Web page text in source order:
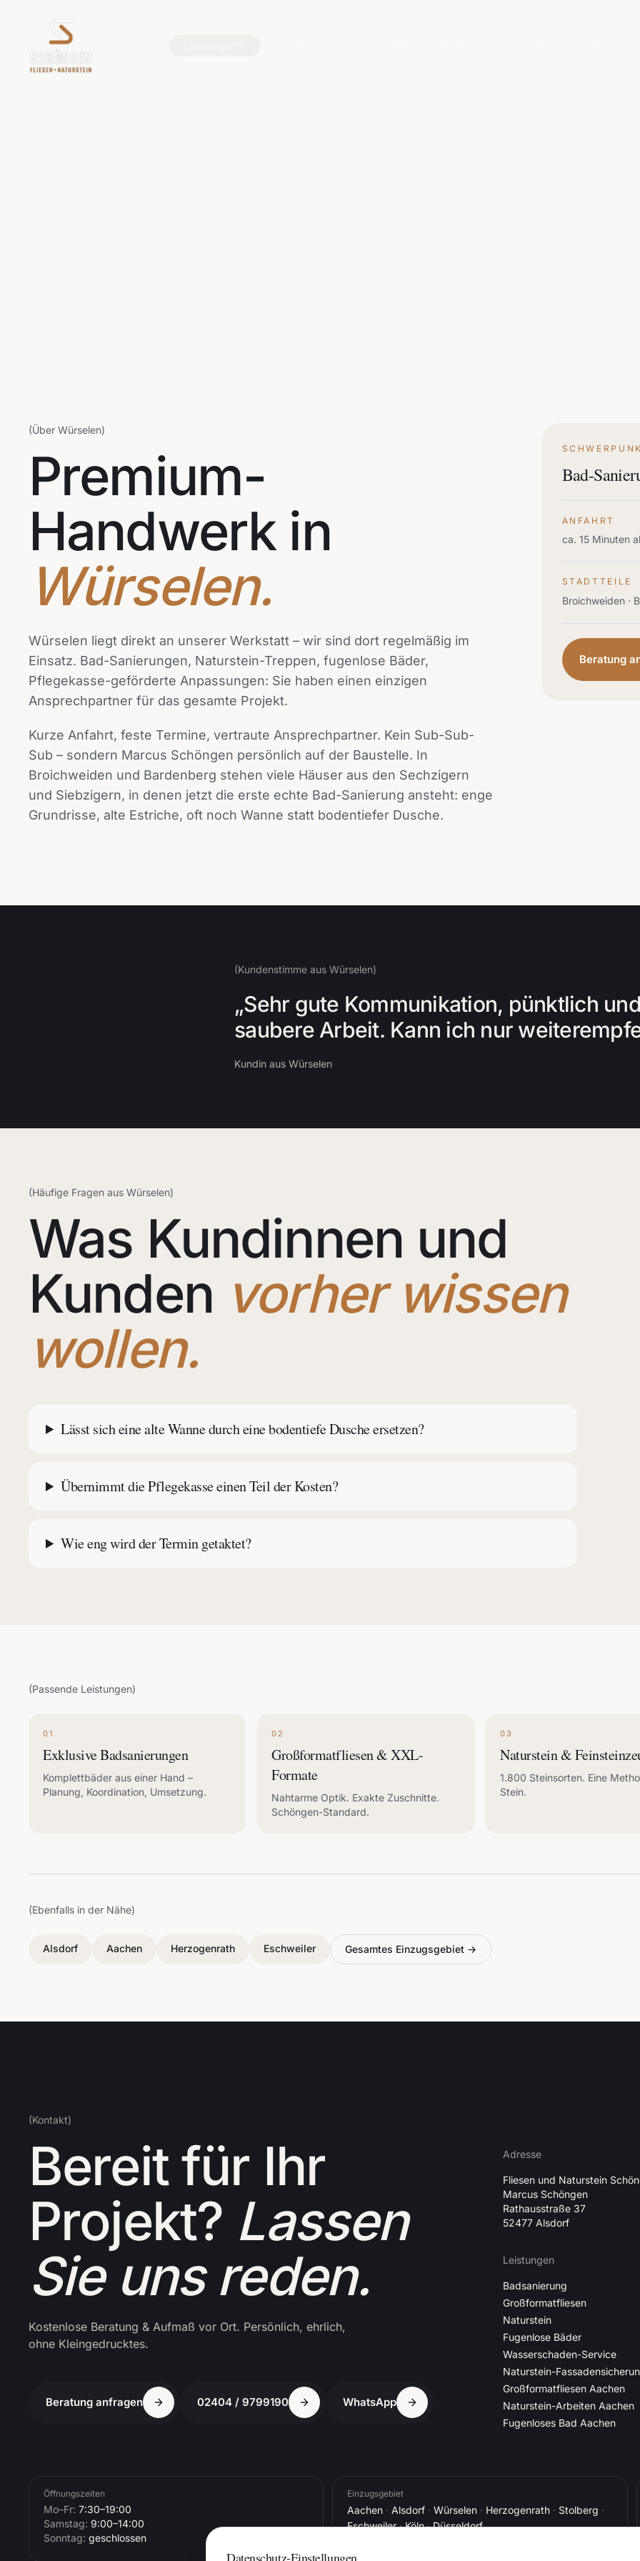
(LOKAL)
Würselen
(Über Würselen)
Premium-
Handwerk in
Würselen.
Würselen liegt direkt an unserer Werkstatt – wir sind dort regelmäßig im
Einsatz. Bad-Sanierungen, Naturstein-Treppen, fugenlose Bäder,
Pflegekasse-geförderte Anpassungen: Sie haben einen einzigen
Ansprechpartner für das gesamte Projekt.
Kurze Anfahrt, feste Termine, vertraute Ansprechpartner. Kein Sub-Sub-
Sub – sondern Marcus Schöngen persönlich auf der Baustelle. In
Broichweiden und Bardenberg stehen viele Häuser aus den Sechzigern
und Siebzigern, in denen jetzt die erste echte Bad-Sanierung ansteht: enge
Grundrisse, alte Estriche, oft noch Wanne statt bodentiefer Dusche.
Bad-
ANFAHRT
ca. 15 Minuten
STADTTEILE
Broichweiden ·
Beratung
(Kundenstimme aus Würselen)
„Sehr gute Kommunikation, pünktlich
saubere Arbeit. Kann ich nur
Kundin aus Würselen
(Häufige Fragen aus Würselen)
Was Kundinnen und
Kunden vorher wissen
wollen.
Lässt sich eine alte Wanne durch eine bodentiefe Dusche ersetzen?
Übernimmt die Pflegekasse einen Teil der Kosten?
Wie eng wird der Termin getaktet?
(Passende Leistungen)
01
Exklusive Badsanierungen
Komplettbäder aus einer Hand –
Planung, Koordination, Umsetzung.
02
Großformatfliesen & XXL-
Formate
Nahtarme Optik. Exakte Zuschnitte.
Schöngen-Standard.
03
Naturstein &
1.800 Steinsorten. Eine
Stein.
(Ebenfalls in der Nähe)
Alsdorf Aachen Herzogenrath Eschweiler Gesamtes Einzugsgebiet →
(Kontakt)
Bereit für Ihr
Projekt? Lassen
Sie uns reden.
Kostenlose Beratung & Aufmaß vor Ort. Persönlich, ehrlich,
ohne Kleingedrucktes.
Beratung anfragen 02404 / 9799190 WhatsApp
Adresse
Fliesen und Naturstein
Marcus Schöngen
Rathausstraße 37
52477 Alsdorf
Leistungen
Badsanierung
Großformatfliesen
Naturstein
Fugenlose Bäder
Wasserschaden-Service
Naturstein-
Großformatfliesen Aachen
Naturstein-Arbeiten Aachen
Fugenloses Bad Aachen
Öffnungszeiten
Mo–Fr: 7:30–19:00
Samstag: 9:00–14:00
Sonntag: geschlossen
Einzugsgebiet
Aachen · Alsdorf ·Würselen · Herzogenrath · Stolberg ·
Eschweiler ·Köln ·Düsseldorf
Datenschutz-Einstellungen